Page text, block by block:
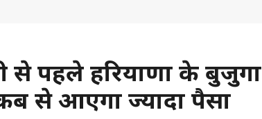
पहले हरियाणा के बुजुर्गों
से आएगा ज्यादा पैसा